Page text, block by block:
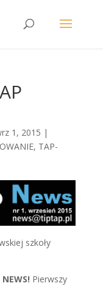
1, 2015 |
, TAP-
szkoły
Pierwszy